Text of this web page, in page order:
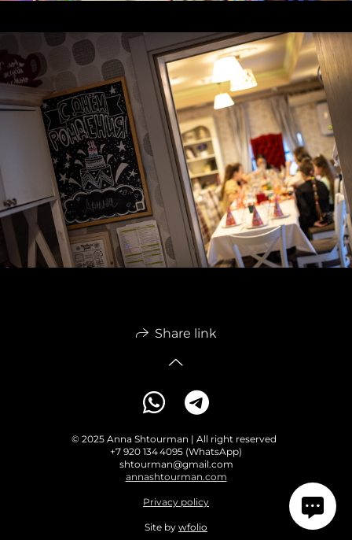
Share link
© 2025 Anna Shtourman | All right reserved
+7 920 134 4095 (WhatsApp)
shtourman@gmail.com
annashtourman.com
Privacy policy
Site by wfolio